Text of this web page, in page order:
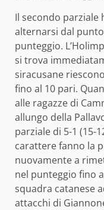
Il secondo parziale
alternarsi dal
punteggio.
si trova
siracusane
fino al 10 pari.
alle ragazze di
allungo della
parziale di 5-1 (15-
carattere fanno la
nuovamente a
nel punteggio fino
squadra catanese
attacchi di